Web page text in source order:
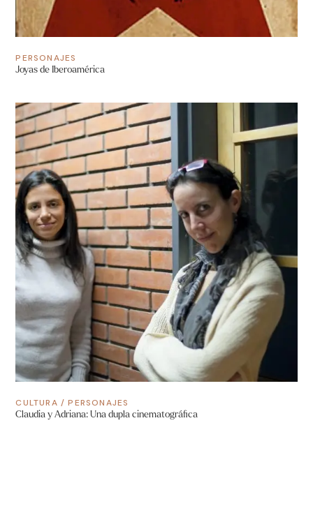
PERSONAJES
Joyas de Iberoamérica
CULTURA /PERSONAJES
Claudia y Adriana: Una dupla cinematográfica